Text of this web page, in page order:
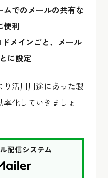
でのメールの共有な
便利
メインごと、メール
に設定
活用用途にあった製
化していきましょ